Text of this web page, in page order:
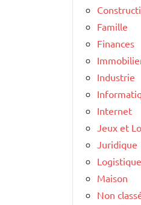
Famille
Finances
Industrie
Internet
Jeux et
Juridique
Logistique
Maison
Non